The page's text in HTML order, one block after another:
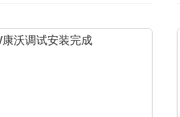
电机，并可实行多机并联